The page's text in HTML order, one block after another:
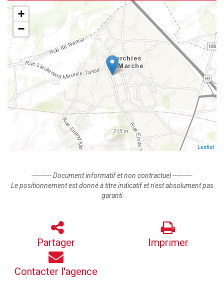
+
−
Leaflet
---------- Document informatif et non contractuel ----------
Le positionnement est donné à titre indicatif et n'est absolument pas
garanti
Partager Imprimer
Contacter l'agence